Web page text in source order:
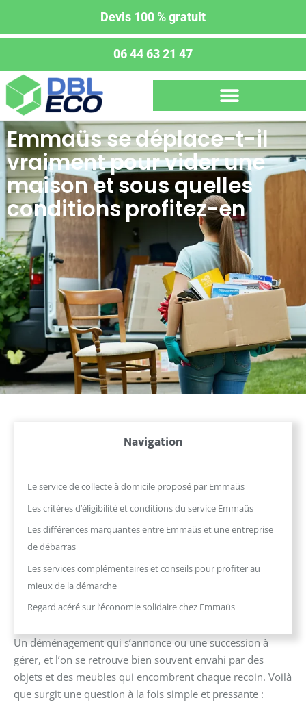
Devis 100 % gratuit
06 44 63 21 47
Emmaüs se déplace-t-il
vraiment pour vider une
maison et sous quelles
conditions profitez-en
Navigation
Le service de collecte à domicile proposé par Emmaüs
Les critères d’éligibilité et conditions du service Emmaüs
Les différences marquantes entre Emmaüs et une entreprise
de débarras
Les services complémentaires et conseils pour profiter au
mieux de la démarche
Regard acéré sur l’économie solidaire chez Emmaüs
Un déménagement qui s’annonce ou une succession à
gérer, et l’on se retrouve bien souvent envahi par des
objets et des meubles qui encombrent chaque recoin. Voilà
que surgit une question à la fois simple et pressante :